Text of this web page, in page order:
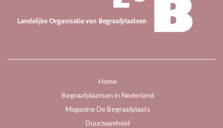
Home
Begraafplaatsen in Nederland
Magazine De Begraafplaats
Duurzaamheid